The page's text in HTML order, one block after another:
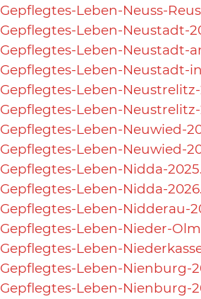
Gepflegtes-Leben-Neuss-
Gepflegtes-Leben-Neustadt-
Gepflegtes-Leben-Neustadt-
Gepflegtes-Leben-Neustadt-
Gepflegtes-Leben-
Gepflegtes-Leben-
Gepflegtes-Leben-Neuwied-
Gepflegtes-Leben-Neuwied-
Gepflegtes-Leben-Nidda-
Gepflegtes-Leben-Nidda-
Gepflegtes-Leben-Nidderau-
Gepflegtes-Leben-Nieder-
Gepflegtes-Leben-
Gepflegtes-Leben-Nienburg-
Gepflegtes-Leben-Nienburg-